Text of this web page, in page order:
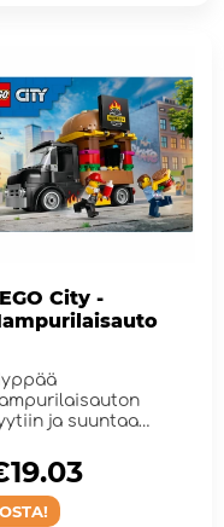
City -
ja suuntaa
OSTA!